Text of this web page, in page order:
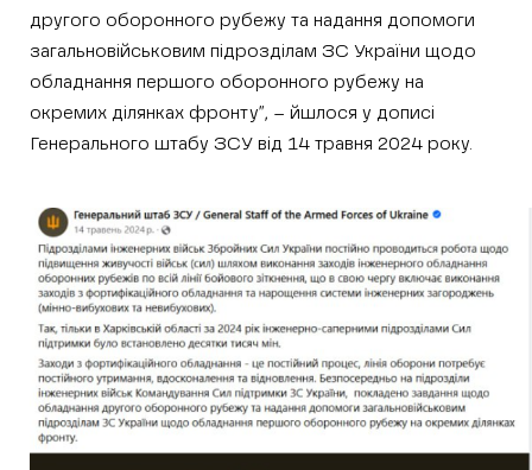
другого оборонного рубежу та надання допомоги
загальновійськовим підрозділам ЗС України щодо
обладнання першого оборонного рубежу на
окремих ділянках фронту”, – йшлося у дописі
Генерального штабу ЗСУ від 14 травня 2024 року.